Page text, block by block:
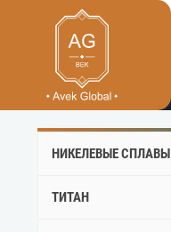
НИКЕЛЕВЫЕ СПЛАВЫ
ТИТАН